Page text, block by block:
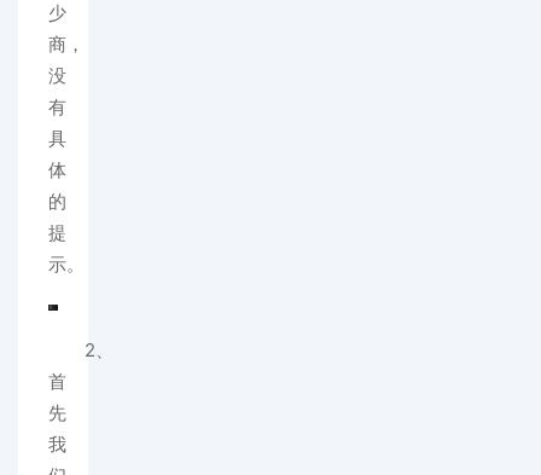
少
商，
没
有
具
体
的
提
示。
2、
首
先
我